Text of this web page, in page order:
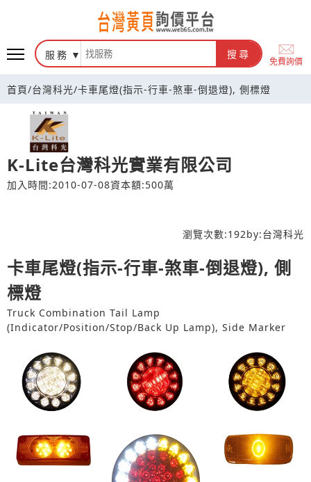
台灣黃頁詢價平台
服務 搜尋
免費詢價
首頁/台灣科光/卡車尾燈(指示-行車-煞車-倒退燈), 側標燈
K-Lite台灣科光實業有限公司
加入時間:2010-07-08資本額:500萬
瀏覽次數:192by:台灣科光
卡車尾燈(指示-行車-煞車-倒退燈), 側
標燈
Truck Combination Tail Lamp
(Indicator/Position/Stop/Back Up Lamp), Side Marker